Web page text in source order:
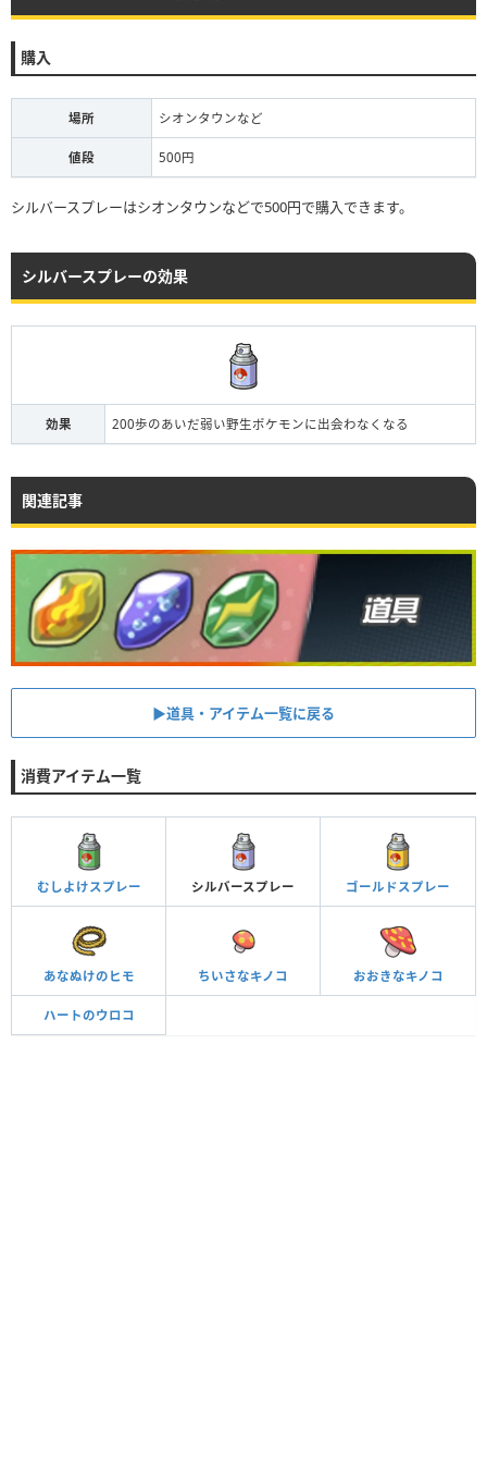
購入
場所 シオンタウンなど
値段 500円
シルバースプレーはシオンタウンなどで500円で購入できます。
シルバースプレーの効果
効果 200歩のあいだ弱い野生ポケモンに出会わなくなる
関連記事
▶︎道具・アイテム一覧に戻る
消費アイテム一覧
むしよけスプレー シルバースプレー ゴールドスプレー
あなぬけのヒモ ちいさなキノコ おおきなキノコ
ハートのウロコ